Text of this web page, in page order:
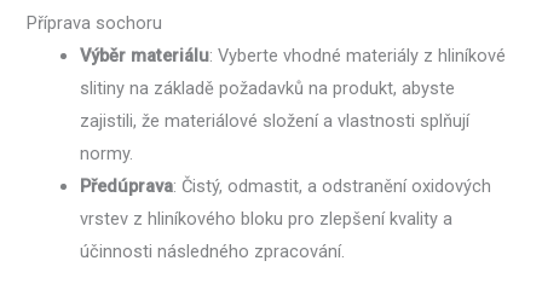
Příprava sochoru
Výběr materiálu: Vyberte vhodné materiály z hliníkové
slitiny na základě požadavků na produkt, abyste
zajistili, že materiálové složení a vlastnosti splňují
normy.
Předúprava: Čistý, odmastit, a odstranění oxidových
vrstev z hliníkového bloku pro zlepšení kvality a
účinnosti následného zpracování.